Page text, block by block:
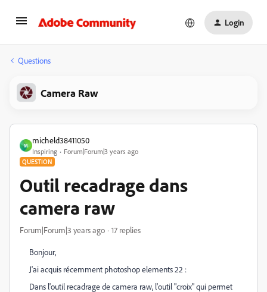
Login
Questions
Camera Raw
M
micheld38411050
Inspiring Forum|Forum|3 years ago
QUESTION
Outil recadrage dans
camera raw
Forum|Forum|3 years ago 17 replies
Bonjour,
J'ai acquis récemment photoshop elements 22 :
Dans l'outil recadrage de camera raw, l'outil "croix" qui permet